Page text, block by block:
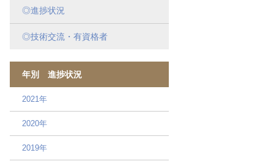
◎進捗状況
◎技術交流・有資格者
年別 進捗状況
2021年
2020年
2019年